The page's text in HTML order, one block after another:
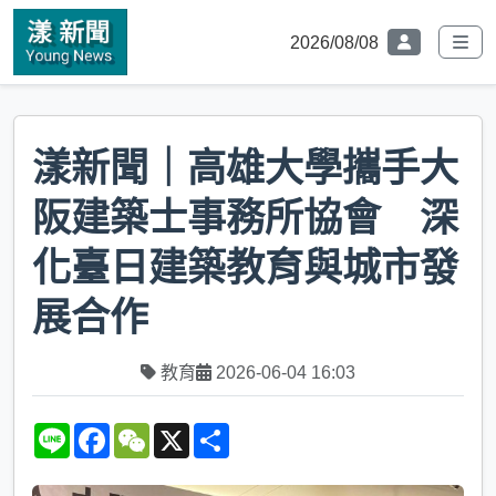
2026/08/08
漾新聞｜高雄大學攜手大
阪建築士事務所協會 深
化臺日建築教育與城市發
展合作
教育 2026-06-04 16:03
L
e
F
e
W
h
X
r